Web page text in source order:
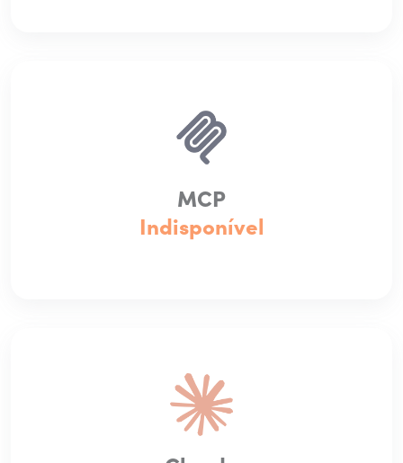
MCP
Indisponível